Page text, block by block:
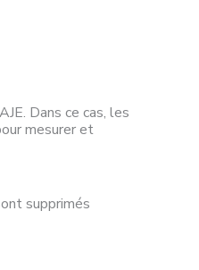
Dans ce cas, les
mesurer et
supprimés